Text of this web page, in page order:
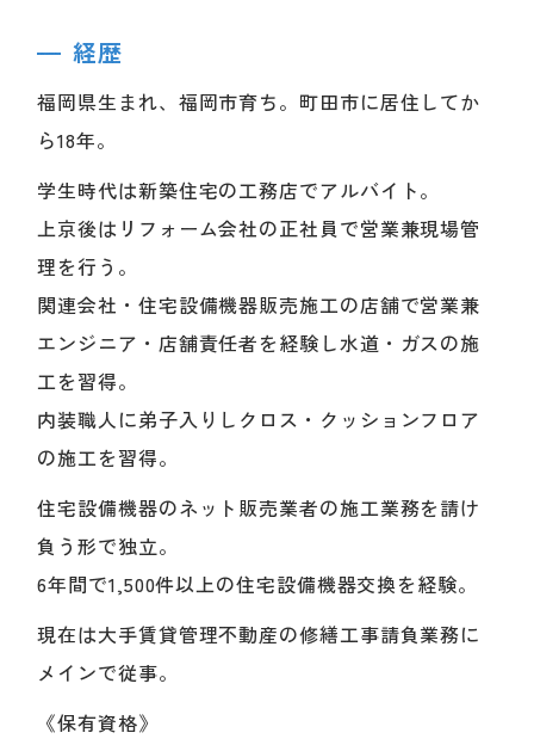
経歴
福岡県生まれ、福岡市育ち。町田市に居住してか
ら18年。
学生時代は新築住宅の工務店でアルバイト。
上京後はリフォーム会社の正社員で営業兼現場管
理を行う。
関連会社・住宅設備機器販売施工の店舗で営業兼
エンジニア・店舗責任者を経験し水道・ガスの施
工を習得。
内装職人に弟子入りしクロス・クッションフロア
の施工を習得。
住宅設備機器のネット販売業者の施工業務を請け
負う形で独立。
6年間で1,500件以上の住宅設備機器交換を経験。
現在は大手賃貸管理不動産の修繕工事請負業務に
メインで従事。
《保有資格》